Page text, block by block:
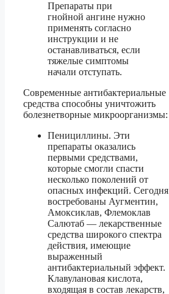
Препараты при
гнойной ангине нужно
применять согласно
инструкции и не
останавливаться, если
тяжелые симптомы
начали отступать.
Современные антибактериальные
средства способны уничтожить
болезнетворные микроорганизмы:
Пенициллины. Эти
препараты оказались
первыми средствами,
которые смогли спасти
несколько поколений от
опасных инфекций. Сегодня
востребованы Аугментин,
Амоксиклав, Флемоклав
Салютаб — лекарственные
средства широкого спектра
действия, имеющие
выраженный
антибактериальный эффект.
Клавулановая кислота,
входящая в состав лекарств,